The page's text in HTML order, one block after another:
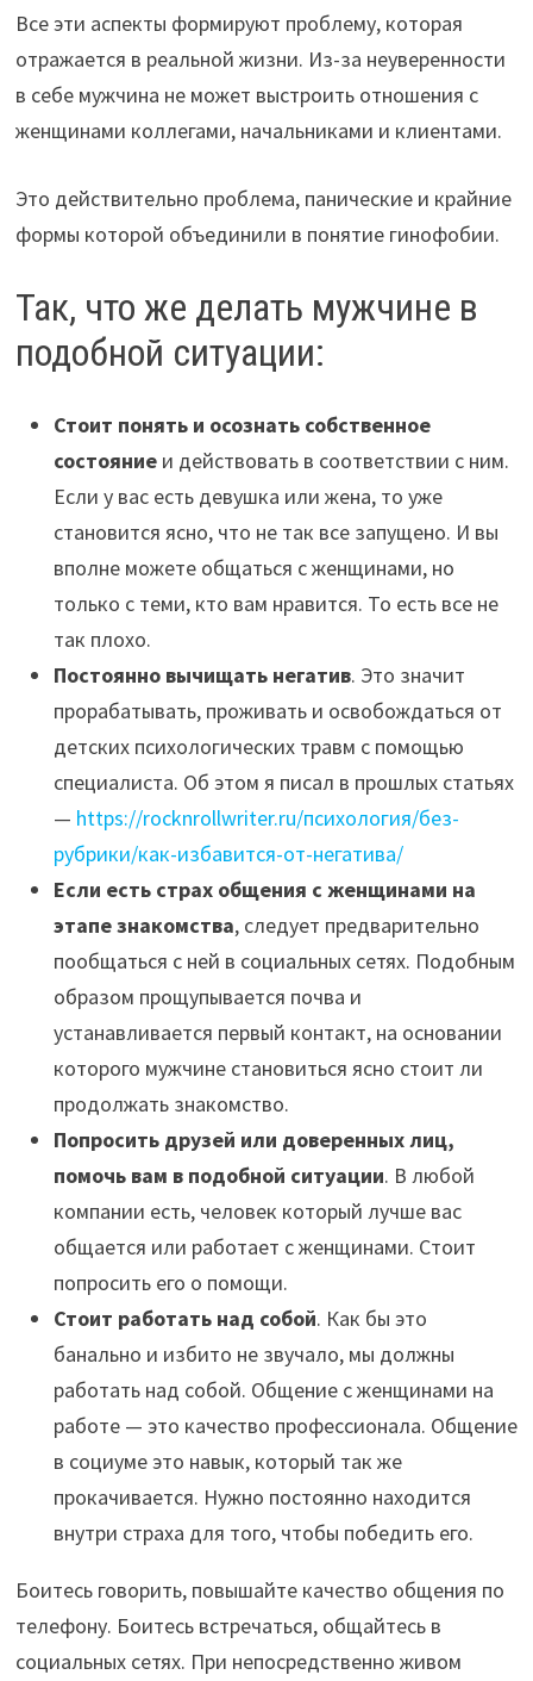
Все эти аспекты формируют проблему, которая
отражается в реальной жизни. Из-за неуверенности
в себе мужчина не может выстроить отношения с
женщинами коллегами, начальниками и клиентами.
Это действительно проблема, панические и крайние
формы которой объединили в понятие гинофобии.
Так, что же делать мужчине в
подобной ситуации:
Стоит понять и осознать собственное
состояние и действовать в соответствии с ним.
Если у вас есть девушка или жена, то уже
становится ясно, что не так все запущено. И вы
вполне можете общаться с женщинами, но
только с теми, кто вам нравится. То есть все не
так плохо.
Постоянно вычищать негатив. Это значит
прорабатывать, проживать и освобождаться от
детских психологических травм с помощью
специалиста. Об этом я писал в прошлых статьях
— https://rocknrollwriter.ru/психология/без-
рубрики/как-избавится-от-негатива/
Если есть страх общения с женщинами на
этапе знакомства, следует предварительно
пообщаться с ней в социальных сетях. Подобным
образом прощупывается почва и
устанавливается первый контакт, на основании
которого мужчине становиться ясно стоит ли
продолжать знакомство.
Попросить друзей или доверенных лиц,
помочь вам в подобной ситуации. В любой
компании есть, человек который лучше вас
общается или работает с женщинами. Стоит
попросить его о помощи.
Стоит работать над собой. Как бы это
банально и избито не звучало, мы должны
работать над собой. Общение с женщинами на
работе — это качество профессионала. Общение
в социуме это навык, который так же
прокачивается. Нужно постоянно находится
внутри страха для того, чтобы победить его.
Боитесь говорить, повышайте качество общения по
телефону. Боитесь встречаться, общайтесь в
социальных сетях. При непосредственно живом